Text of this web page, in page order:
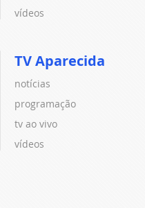
vídeos
TV Aparecida
notícias
programação
tv ao vivo
vídeos